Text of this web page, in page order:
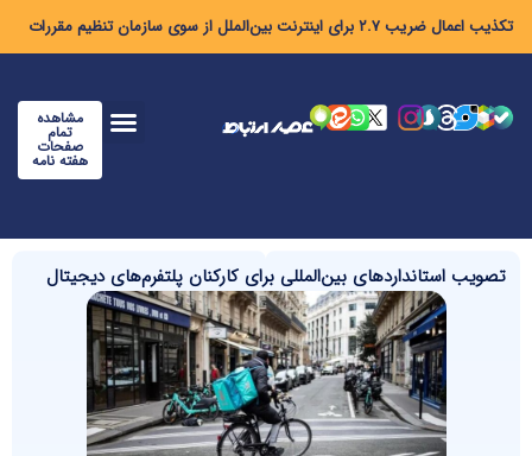
تکذیب اعمال ضریب ۲.۷ برای اینترنت بین‌الملل از سوی سازمان تنظیم مقررات
مشاهده
تمام
صفحات
هفته نامه
تصویب استانداردهای بین‌المللی برای کارکنان پلتفرم‌های دیجیتال